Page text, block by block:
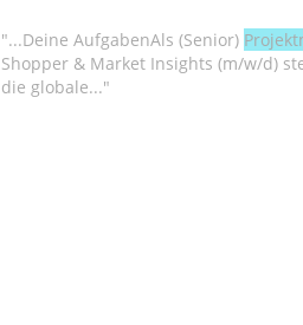
"...Deine AufgabenAls (Senior)
Shopper & Market Insights (m/w/d)
die globale..."